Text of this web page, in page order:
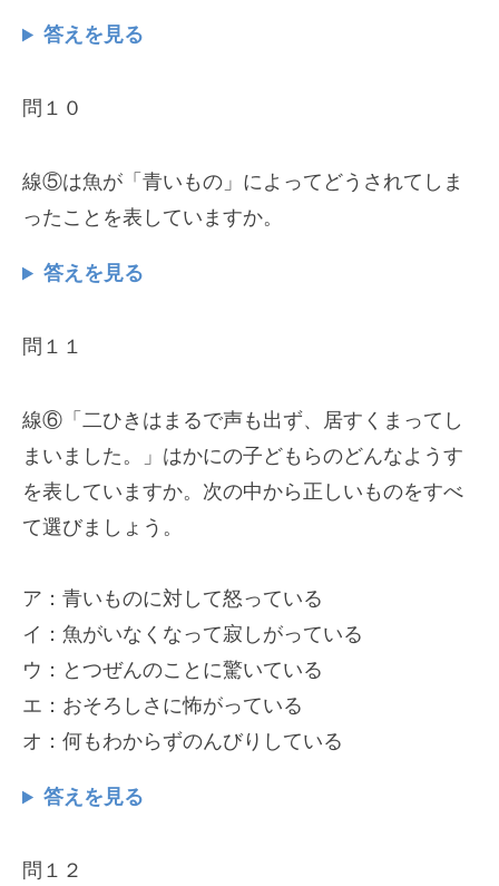
答えを見る
問１０
線⑤は魚が「青いもの」によってどうされてしま
ったことを表していますか。
答えを見る
問１１
線⑥「二ひきはまるで声も出ず、居すくまってし
まいました。」はかにの子どもらのどんなようす
を表していますか。次の中から正しいものをすべ
て選びましょう。
ア：青いものに対して怒っている
イ：魚がいなくなって寂しがっている
ウ：とつぜんのことに驚いている
エ：おそろしさに怖がっている
オ：何もわからずのんびりしている
答えを見る
問１２